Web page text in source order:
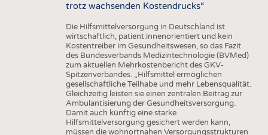
trotz wachsenden Kostendrucks“
Die Hilfsmittelversorgung in Deutschland ist
wirtschaftlich, patient:innenorientiert und kein
Kostentreiber im Gesundheitswesen, so das Fazit
des Bundesverbands Medizintechnologie (BVMed)
zum aktuellen Mehrkostenbericht des GKV-
Spitzenverbandes. „Hilfsmittel ermöglichen
gesellschaftliche Teilhabe und mehr Lebensqualität.
Gleichzeitig leisten sie einen zentralen Beitrag zur
Ambulantisierung der Gesundheitsversorgung.
Damit auch künftig eine starke
Hilfsmittelversorgung gesichert werden kann,
müssen die wohnortnahen Versorgungsstrukturen